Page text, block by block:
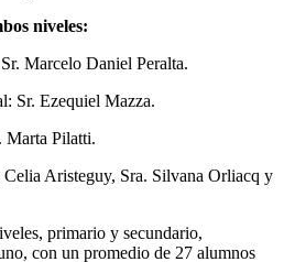
niveles:
Marcelo Daniel Peralta.
Sr. Ezequiel Mazza.
Marta Pilatti.
Celia Aristeguy, Sra. Silvana Orliacq y
primario y secundario,
con un promedio de 27 alumnos